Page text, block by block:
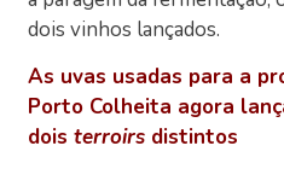
dois vinhos lançados.
As uvas usadas para a
Porto Colheita agora
doisterroirs distintos